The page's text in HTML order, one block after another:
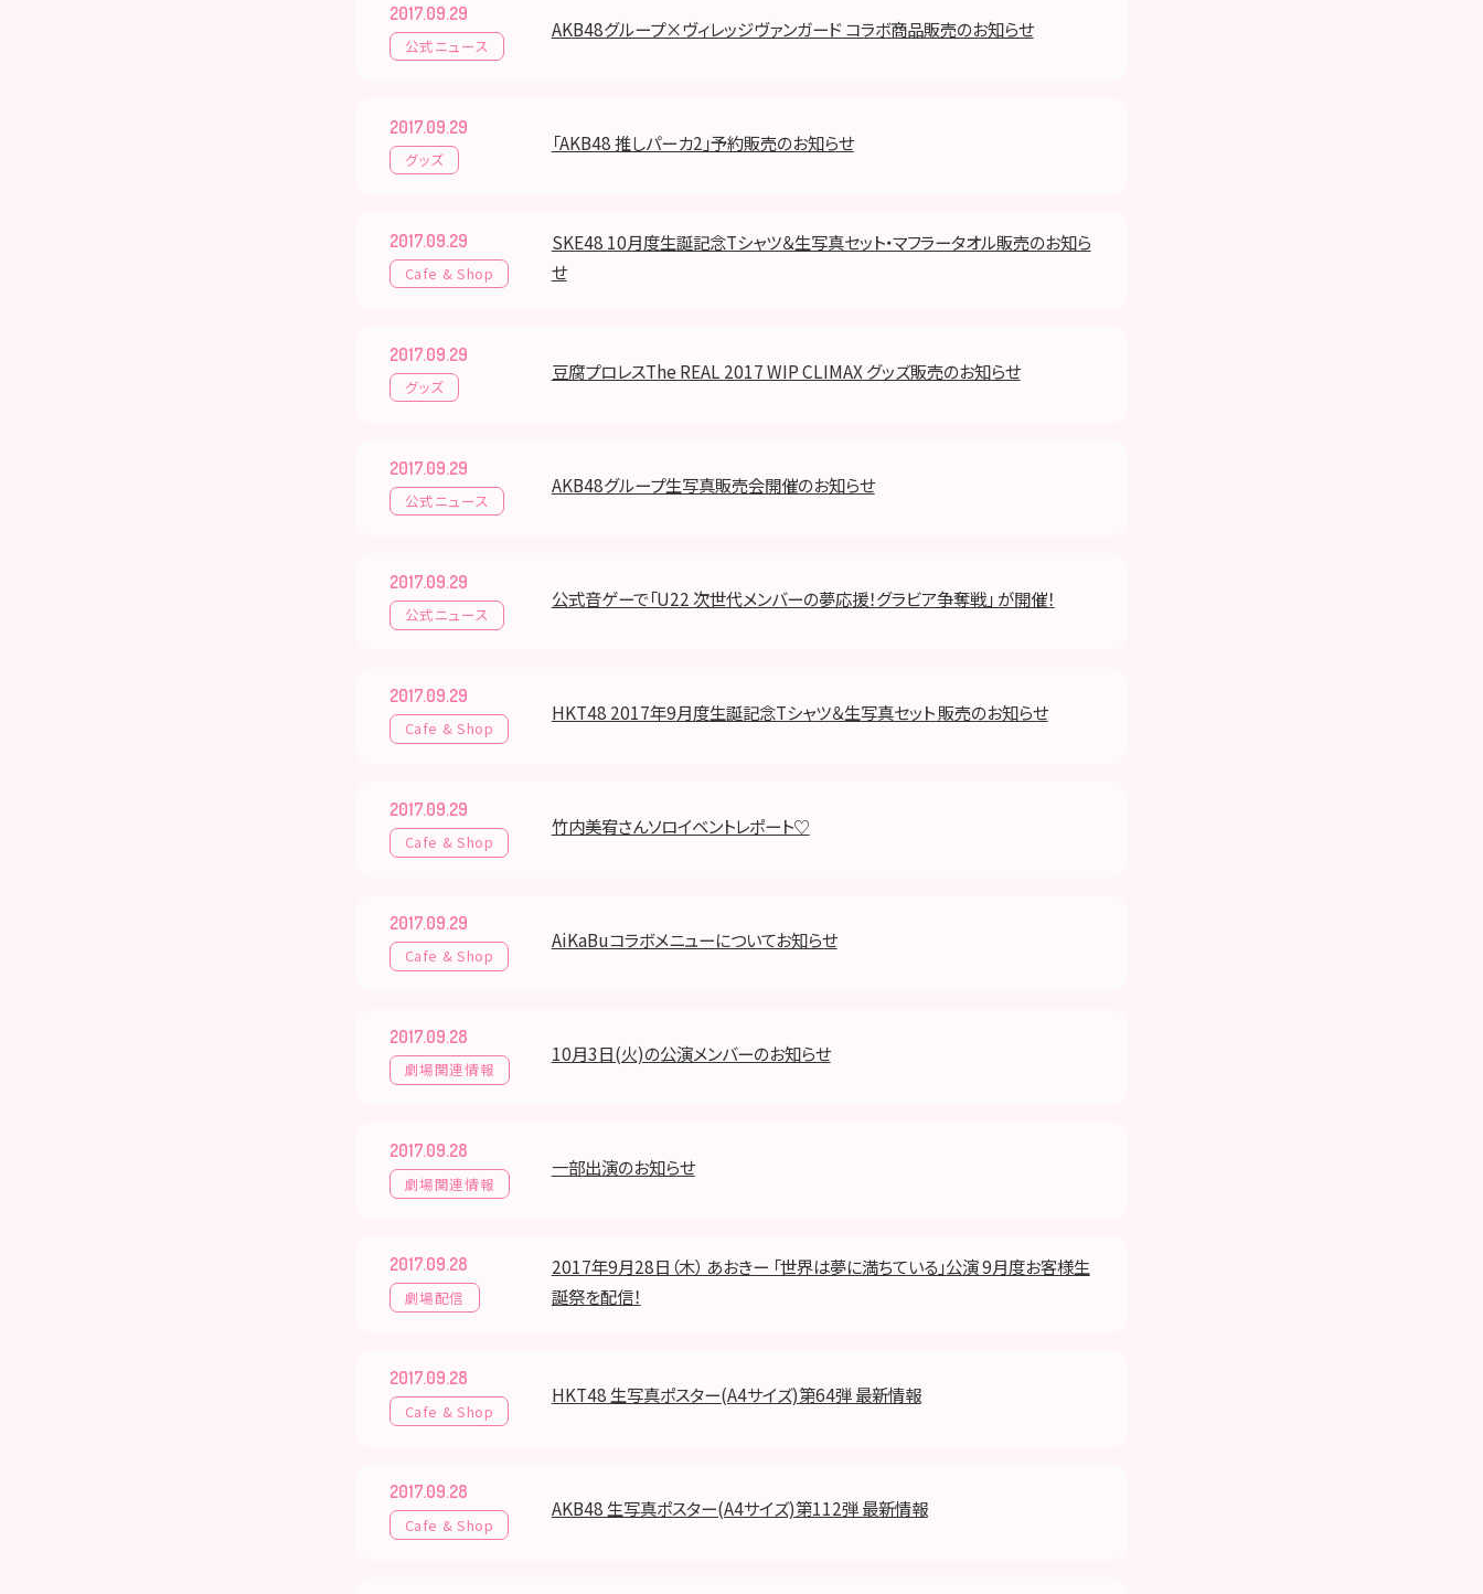
2017.09.29
公式ニュース
AKB48グループ×ヴィレッジヴァンガード コラボ商品販売のお知らせ
2017.09.29
グッズ
「AKB48 推しパーカ2」予約販売のお知らせ
2017.09.29
Cafe & Shop
SKE48 10月度生誕記念Tシャツ＆生写真セット・マフラータオル販売のお知ら
せ
2017.09.29
グッズ
豆腐プロレスThe REAL 2017 WIP CLIMAX グッズ販売のお知らせ
2017.09.29
公式ニュース
AKB48グループ生写真販売会開催のお知らせ
2017.09.29
公式ニュース
公式音ゲーで「U22 次世代メンバーの夢応援！グラビア争奪戦」 が開催！
2017.09.29
Cafe & Shop
HKT48 2017年9月度生誕記念Tシャツ＆生写真セット 販売のお知らせ
2017.09.29
Cafe & Shop
竹内美宥さんソロイベントレポート♡
2017.09.29
Cafe & Shop
AiKaBuコラボメニューについてお知らせ
2017.09.28
劇場関連情報
10月3日(火)の公演メンバーのお知らせ
2017.09.28
劇場関連情報
一部出演のお知らせ
2017.09.28
劇場配信
2017年9月28日（木） あおきー 「世界は夢に満ちている」公演 9月度お客様生
誕祭を配信！
2017.09.28
Cafe & Shop
HKT48 生写真ポスター(A4サイズ)第64弾 最新情報
2017.09.28
Cafe & Shop
AKB48 生写真ポスター(A4サイズ)第112弾 最新情報